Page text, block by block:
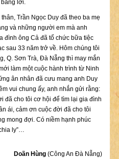
bằng lời.
Trần Ngọc Duy đã theo ba mẹ
và những người em mà anh
đình ông Cả đã tổ chức bữa tiệc
sau 33 năm trở về. Hôm chúng tôi
Q. Sơn Trà, Đà Nẵng thì may mắn
làm một cuộc hành trình từ Ninh
ân nhân đã cưu mang anh Duy
vui chung ấy, anh nhắn gửi rằng:
đã cho tôi cơ hội để tìm lại gia đình
ái, cảm ơn cuộc đời đã cho tôi
mong đợi. Có niềm hạnh phúc
ly”…
Doãn Hùng (Công An Đà Nẵng)